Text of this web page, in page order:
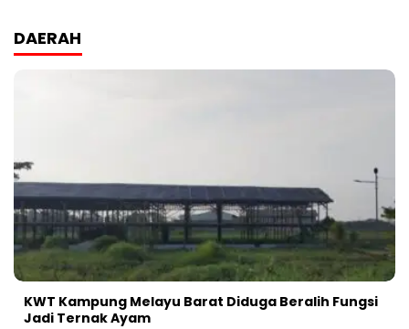
DAERAH
KWT Kampung Melayu Barat Diduga Beralih Fungsi
Jadi Ternak Ayam